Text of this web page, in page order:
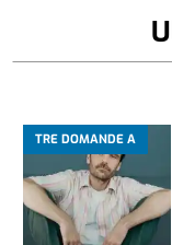
TRE DOMANDE A